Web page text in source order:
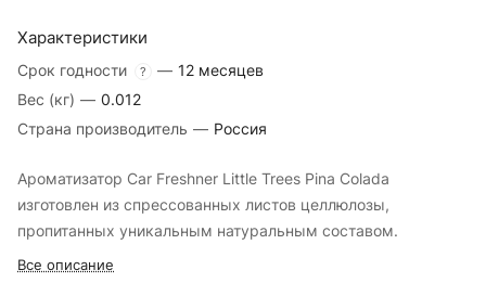
Характеристики
Срок годности ? — 12 месяцев
Вес (кг) — 0.012
Страна производитель — Россия
Ароматизатор Car Freshner Little Trees Pina Colada
изготовлен из спрессованных листов целлюлозы,
пропитанных уникальным натуральным составом.
Все описание